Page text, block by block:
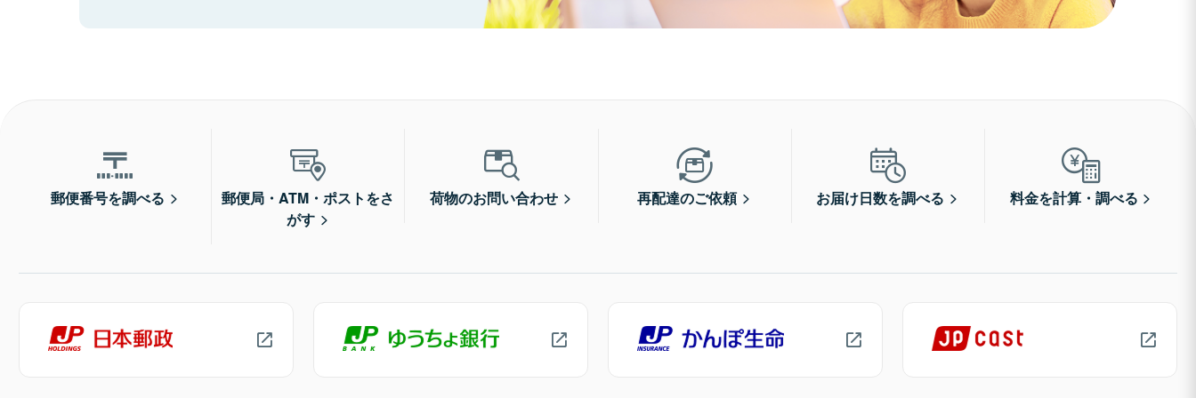
郵便番号を調べる
郵便局・ATM・ポストをさ
がす
荷物のお問い合わせ 再配達のご依頼 お届け日数を調べる 料金を計算・調べる